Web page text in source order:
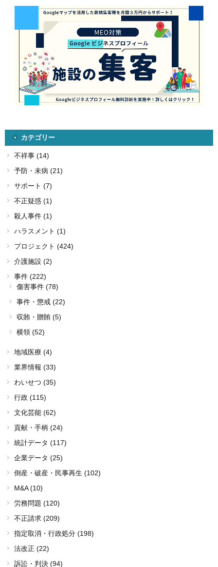
カテゴリー
不祥事 (14)
予防・未病 (21)
サポート (7)
不正疑惑 (1)
殺人事件 (1)
ハラスメント (1)
プロジェクト (424)
介護施設 (2)
事件 (222)
傷害事件 (78)
事件・懲戒 (22)
収賄・贈賄 (5)
横領 (52)
地域医療 (4)
業界情報 (33)
わいせつ (35)
行政 (115)
文化芸能 (62)
貢献・手柄 (24)
統計データ (117)
企業データ (25)
倒産・破産・民事再生 (102)
M&A (10)
労務問題 (120)
不正請求 (209)
指定取消・行政処分 (198)
法改正 (22)
訴訟・判決 (94)